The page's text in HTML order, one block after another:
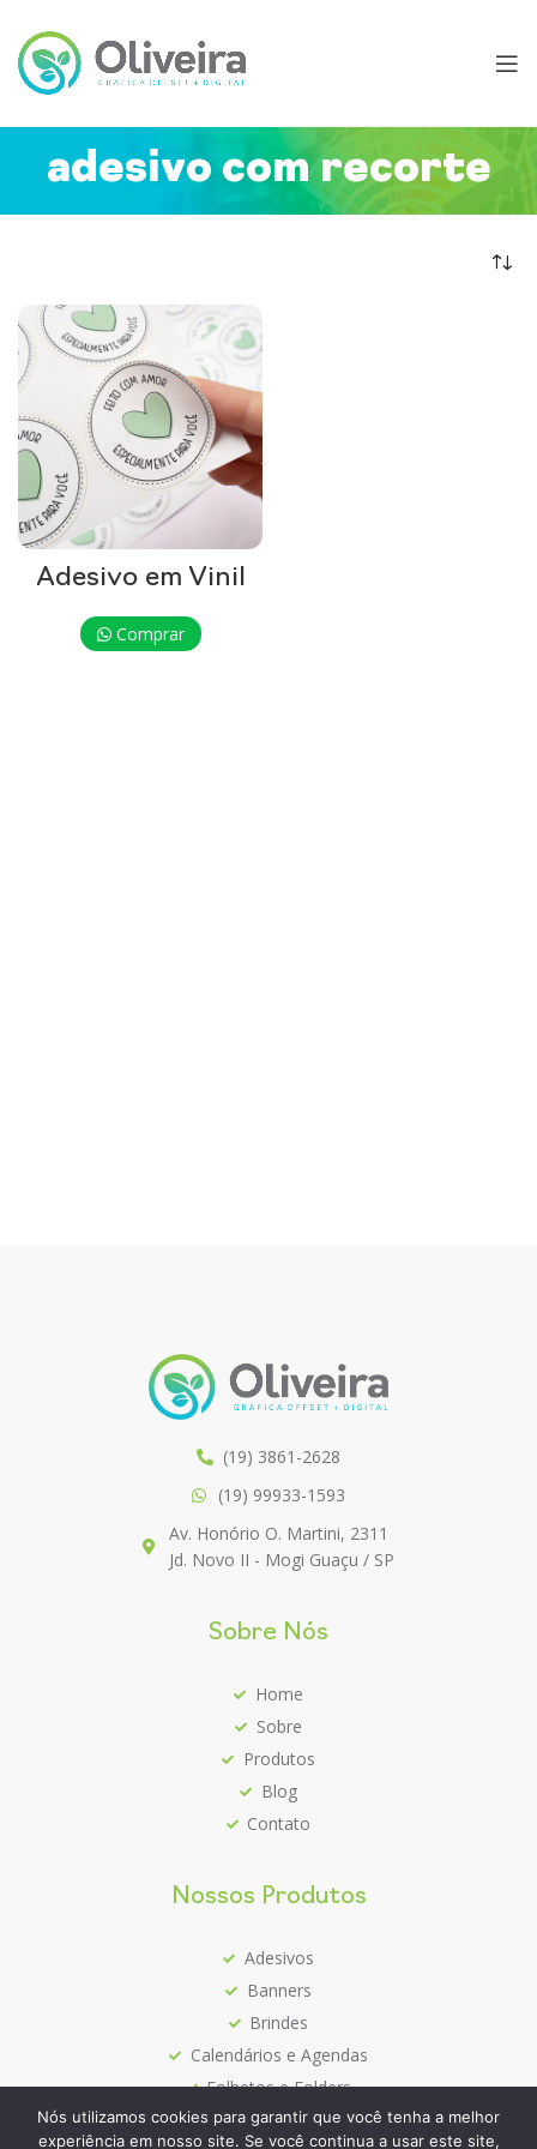
adesivo com recorte
Adesivo em Vinil
Comprar
(19) 3861-2628
(19) 99933-1593
Av. Honório O. Martini, 2311
Jd. Novo II - Mogi Guaçu / SP
Sobre Nós
Home
Sobre
Produtos
Blog
Contato
Nossos Produtos
Adesivos
Banners
Brindes
Calendários e Agendas
Folhetos e Folders
Mais Vendidos
Nós utilizamos cookies para garantir que você tenha a melhor
experiência em nosso site. Se você continua a usar este site,